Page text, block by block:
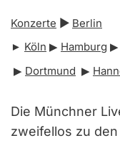
Konzerte ▶︎ Berlin
► Köln ▶︎ Hamburg ▶︎
▶︎ Dortmund ▶︎
Die Münchner
zweifellos zu